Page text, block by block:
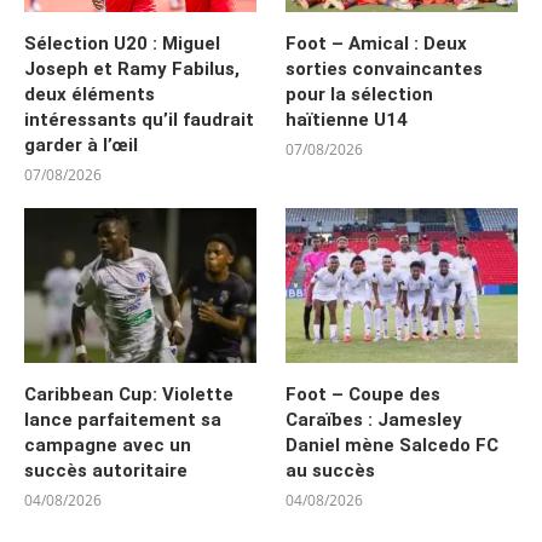
Sélection U20 : Miguel
Joseph et Ramy Fabilus,
deux éléments
intéressants qu’il faudrait
garder à l’œil
07/08/2026
Foot – Amical : Deux
sorties convaincantes
pour la sélection
haïtienne U14
07/08/2026
Caribbean Cup: Violette
lance parfaitement sa
campagne avec un
succès autoritaire
04/08/2026
Foot – Coupe des
Caraïbes : Jamesley
Daniel mène Salcedo FC
au succès
04/08/2026